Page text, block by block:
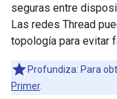
seguras entre
Las redes Thread
topología para evitar
Profundiza: Para
Primer.